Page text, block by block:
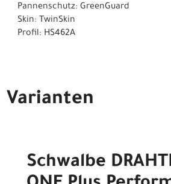
Pannenschutz: GreenGuard
Skin: TwinSkin
Profil: HS462A
Varianten
Schwalbe